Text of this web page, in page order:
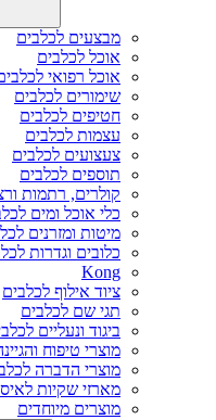
מבצעים לכלבים
אוכל לכלבים
אוכל רפואי
שימורים לכלבים
חטיפים לכלבים
עצמות לכלבים
צעצועים לכלבים
תוספים לכלבים
קולרים, רתמות
כלי אוכל ומים
מיטות ומזרנים
כלובים וגדרות
Kong
ציוד אילוף לכלבים
תגי שם לכלבים
ביגוד ונעליים
מוצרי טיפוח
מוצרי הדברה
מארזי שקיות
מוצרים מיוחדים